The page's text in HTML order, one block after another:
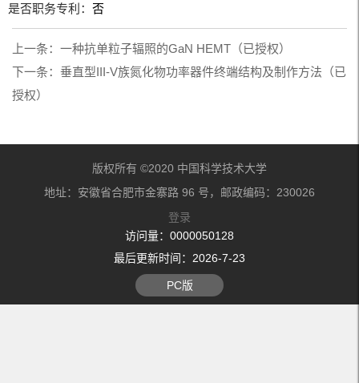
是否职务专利：否
上一条： 一种抗单粒子辐照的GaN HEMT（已授权）
下一条： 垂直型III-V族氮化物功率器件终端结构及制作方法（已
授权）
版权所有 ©2020 中国科学技术大学
地址：安徽省合肥市金寨路 96 号，邮政编码：230026
登录
访问量： 0000050128
最后更新时间： 2026-7-23
PC版